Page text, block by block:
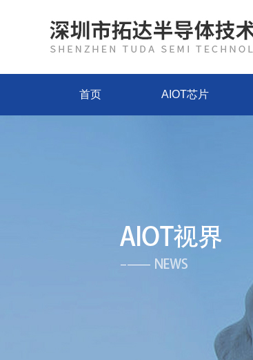
首页 AIOT芯片